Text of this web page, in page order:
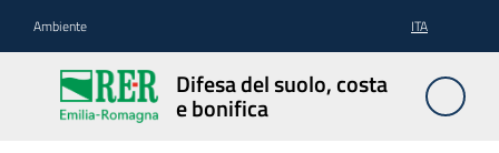
Ambiente ITA
Difesa del suolo, costa
e bonifica
Difesa
del
suolo,